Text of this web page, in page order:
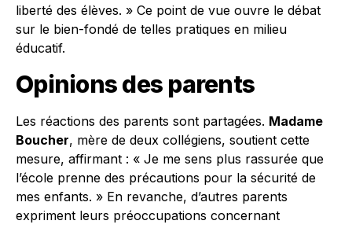
liberté des élèves. » Ce point de vue ouvre le débat
sur le bien-fondé de telles pratiques en milieu
éducatif.
Opinions des parents
Les réactions des parents sont partagées. Madame
Boucher, mère de deux collégiens, soutient cette
mesure, affirmant : « Je me sens plus rassurée que
l’école prenne des précautions pour la sécurité de
mes enfants. » En revanche, d’autres parents
expriment leurs préoccupations concernant